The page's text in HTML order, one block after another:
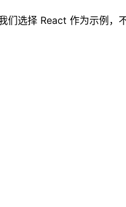
们选择 React 作为示例，